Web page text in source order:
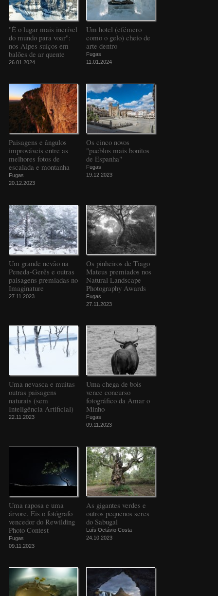
"É o lugar mais incrível
do mundo para voar":
nos Alpes suíços em
balões de ar quente
26.01.2024
Um hotel (efémero
como o gelo) cheio de
arte dentro
Fugas
11.01.2024
Paisagens e ângulos
improváveis entre as
melhores fotos de
escalada e montanha
Fugas
20.12.2023
Os cinco novos
"pueblos mais bonitos
de Espanha"
Fugas
19.12.2023
Um grande nevão na
Peneda-Gerês e outras
paisagens premiadas no
Imaginature
27.11.2023
Os pinheiros de Tiago
Mateus premiados nos
Natural Landscape
Photography Awards
Fugas
27.11.2023
Uma nevasca e muitas
outras paisagens
naturais (sem
Inteligência Artificial)
22.11.2023
Uma chega de bois
vence concurso
fotográfico da Amar o
Minho
Fugas
09.11.2023
Uma raposa e uma
árvore. Eis o fotógrafo
vencedor do Rewilding
Photo Contest
Fugas
09.11.2023
As gigantes verdes e
outros pequenos seres
do Sabugal
Luís Octávio Costa
24.10.2023